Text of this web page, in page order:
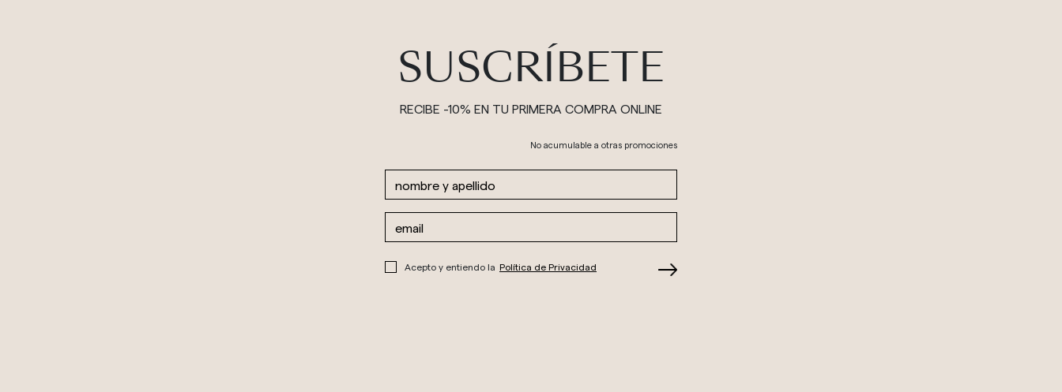
SUSCRÍBETE
RECIBE -10% EN TU PRIMERA COMPRA ONLINE
No acumulable a otras promociones
Acepto y entiendo la Política de Privacidad